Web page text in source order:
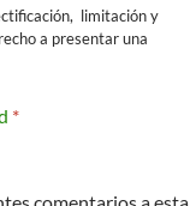
limitación y
a presentar una
*